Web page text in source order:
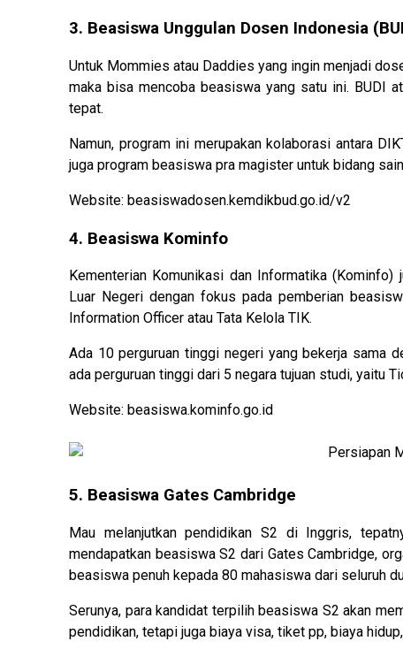
3. Beasiswa Unggulan Dosen Indonesia
Untuk Mommies atau Daddies yang ingin menjadi
maka bisa mencoba beasiswa yang satu ini. BUDI
tepat.
Namun, program ini merupakan kolaborasi antara
juga program beasiswa pra magister untuk bidang
Website: beasiswadosen.kemdikbud.go.id/v2
4. Beasiswa Kominfo
Kementerian Komunikasi dan Informatika
Luar Negeri dengan fokus pada pemberian
Information Officer atau Tata Kelola TIK.
Ada 10 perguruan tinggi negeri yang bekerja sama
ada perguruan tinggi dari 5 negara tujuan studi, yaitu
Website: beasiswa.kominfo.go.id
5. Beasiswa Gates Cambridge
Mau melanjutkan pendidikan S2 di Inggris,
mendapatkan beasiswa S2 dari Gates Cambridge,
beasiswa penuh kepada 80 mahasiswa dari seluruh
Serunya, para kandidat terpilih beasiswa S2 akan
pendidikan, tetapi juga biaya visa, tiket pp, biaya